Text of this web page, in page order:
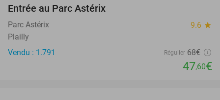
Entrée au Parc Astérix
Parc Astérix 9.6 star
Plailly
Vendu : 1.791
Régulier 68€
47,60€